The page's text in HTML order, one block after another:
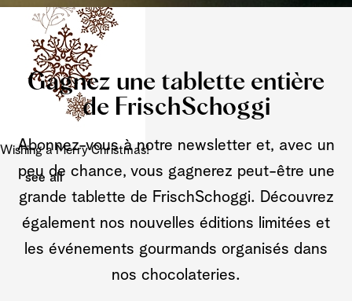
Wishing a Merry Christmas!
see all
Gagnez une tablette entière
de FrischSchoggi
Abonnez-vous à notre newsletter et, avec un
peu de chance, vous gagnerez peut-être une
grande tablette de FrischSchoggi. Découvrez
également nos nouvelles éditions limitées et
les événements gourmands organisés dans
nos chocolateries.